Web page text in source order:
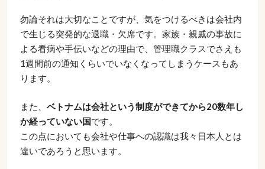
勿論それは大切なことですが、気をつけるべきは会社内
で生じる突発的な退職・欠席です。家族・親戚の事故に
よる看病や手伝いなどの理由で、管理職クラスでさえも
1週間前の通知くらいでいなくなってしまうケースもあ
ります。
また、 ベトナムは会社という制度ができてから20数年し
か経っていない国です。
この点においても会社や仕事への認識は我々日本人とは
違いであろうと思います。